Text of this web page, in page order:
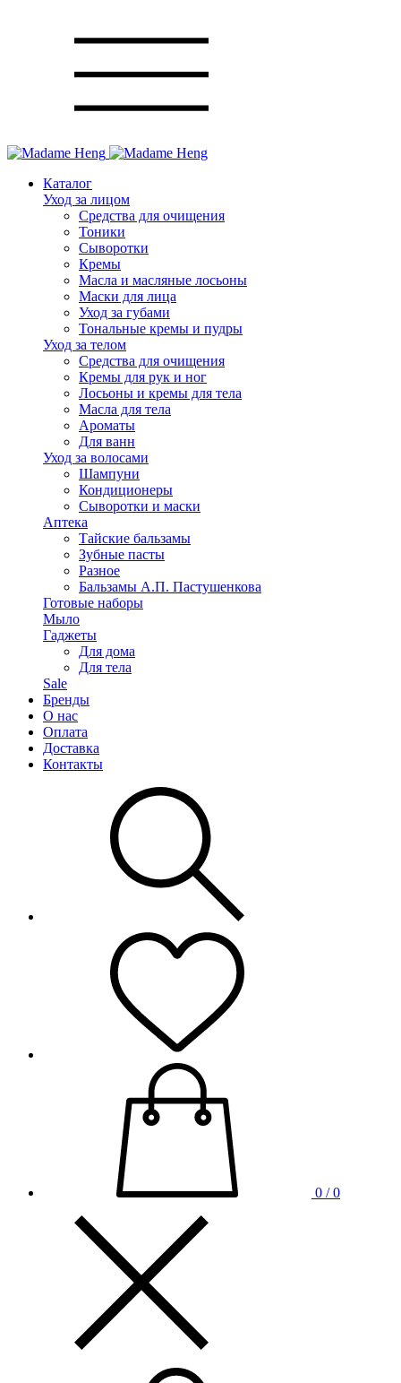
Каталог
Уход за лицом
Средства для очищения
Тоники
Сыворотки
Кремы
Масла и масляные лосьоны
Маски для лица
Уход за губами
Тональные кремы и пудры
Уход за телом
Средства для очищения
Кремы для рук и ног
Лосьоны и кремы для тела
Масла для тела
Ароматы
Для ванн
Уход за волосами
Шампуни
Кондиционеры
Сыворотки и маски
Аптека
Тайские бальзамы
Зубные пасты
Разное
Бальзамы А.П. Пастушенкова
Готовые наборы
Мыло
Гаджеты
Для дома
Для тела
Sale
Бренды
О нас
Оплата
Доставка
Контакты
0 / 0